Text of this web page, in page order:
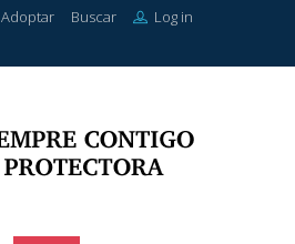
Adoptar Buscar Log in